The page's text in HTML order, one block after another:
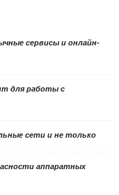
сервисы и онлайн-
для работы с
сети и не только
аппаратных